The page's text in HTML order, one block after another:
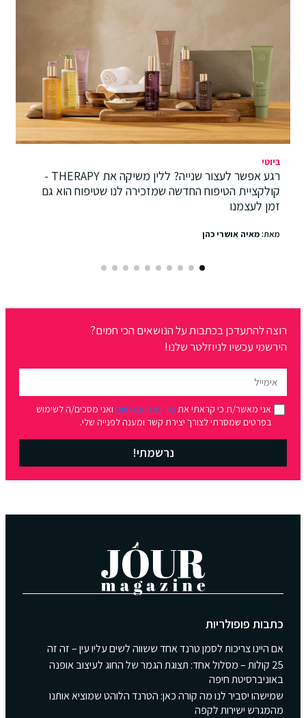
ביוטי
רגע אפשר לעצור שנייה? ללין משיקה את THERAPY -
קולקציית הטיפוח החדשה שמזכירה לנו שטיפוח הוא גם
זמן לעצמנו
מאת:מאיה אושרי כהן
רוצה להתעדכן בכתבות על הנושאים הכי חמים?
הירשמי עכשיו לניוזלטר שלנו!
אני מאשר/ת כי קראתי את מדיניות הפרטיותואני מסכים/ה לשימוש
בפרטים שמסרתי לצורך יצירת קשר ומענה לפנייה שלי.
נרשמתי!
כתבות פופולריות
אם היינו צריכות לסמן טרנד אחד ששווה לשים עליו עין – זה זה
25 קולות – מסלול אחד: תצוגת הגמר של החוג לעיצוב אופנה
באוניברסיטת חיפה
שמישהו יסביר לנו מה קורה כאן: הטרנד הלוהט שמוציא אותנו
מהמגרש ישירות לקפה